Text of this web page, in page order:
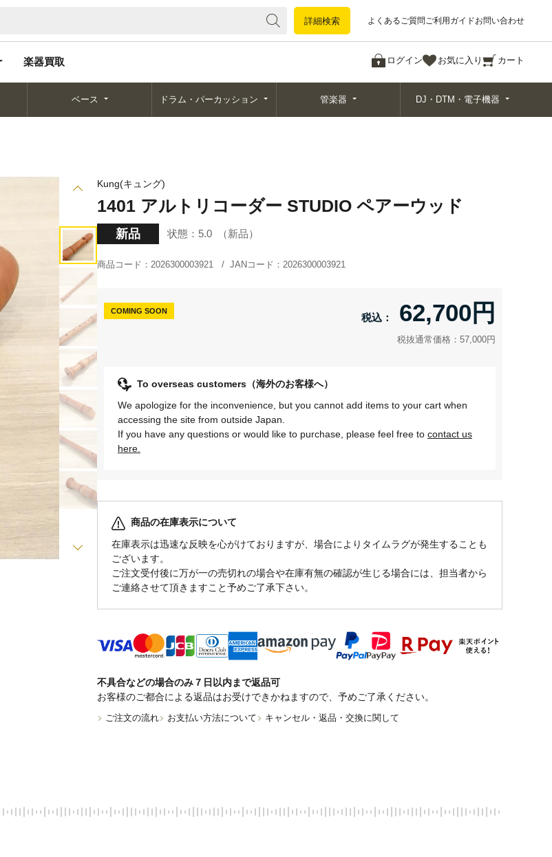
詳細検索 よくあるご質問ご利用ガイドお問い合わせ
楽器買取 ログイン お気に入り カート
詳細検索
ベース ドラム・パーカッション 管楽器 DJ・DTM・電子機器
Kung(キュング)
1401 アルトリコーダー STUDIO ペアーウッド
新品 状態： 5.0 新品
商品コード： 2026300003921 JANコード： 2026300003921
COMING SOON 62,700円
税抜通常価格：57,000円
To overseas customers（海外のお客様へ）
We apologize for the inconvenience, but you cannot add items to your cart when
accessing the site from outside Japan.
If you have any questions or would like to purchase, please feel free to contact us
here.
商品の在庫表示について
在庫表示は迅速な反映を心がけておりますが、場合によりタイムラグが発生することも
ございます。
ご注文受付後に万が一の売切れの場合や在庫有無の確認が生じる場合には、担当者から
ご連絡させて頂きますこと予めご了承下さい。
不具合などの場合のみ７日以内まで返品可
お客様のご都合による返品はお受けできかねますので、予めご了承ください。
ご注文の流れ お支払い方法について キャンセル・返品・交換に関して